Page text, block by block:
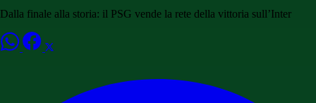
Dalla finale alla storia: il PSG vende la rete della vittoria sull’Inter